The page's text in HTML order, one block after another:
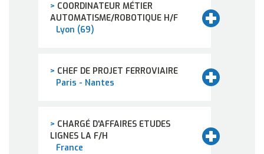
> COORDINATEUR MÉTIER
AUTOMATISME/ROBOTIQUE H/F
Lyon (69)
> CHEF DE PROJET FERROVIAIRE
Paris - Nantes
> CHARGÉ D'AFFAIRES ETUDES
LIGNES LA F/H
France